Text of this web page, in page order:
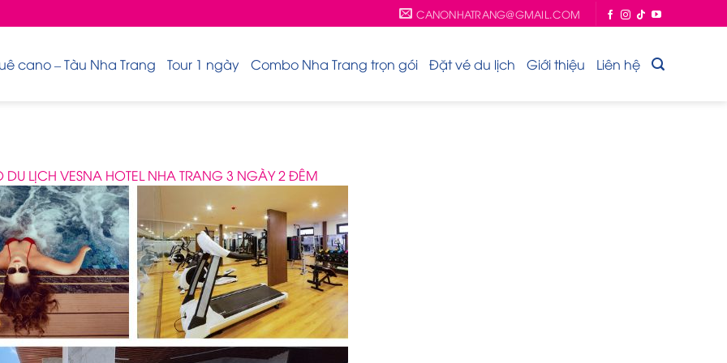
CANONHATRANG@GMAIL.COM
cano – Tàu Nha Trang Tour 1 ngày Combo Nha Trang trọn gói Đặt vé du lịch Giới thiệu Liên hệ
LỊCH VESNA HOTEL NHA TRANG 3 NGÀY 2 ĐÊM